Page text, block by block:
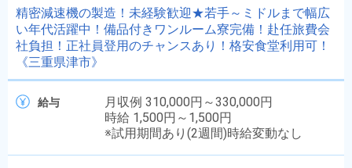
精密減速機の製造！未経験歓迎★若手～ミドルまで幅広
い年代活躍中！備品付きワンルーム寮完備！赴任旅費会
社負担！正社員登用のチャンスあり！格安食堂利用可！
《三重県津市》
給与
月収例 310,000円～330,000円
時給 1,500円～1,500円
※試用期間あり(2週間)時給変動なし